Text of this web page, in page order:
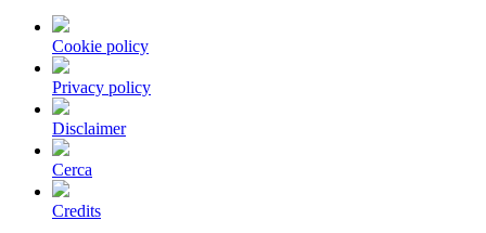
Cookie policy
Privacy policy
Disclaimer
Cerca
Credits